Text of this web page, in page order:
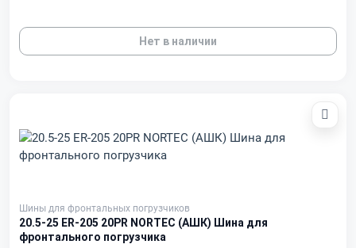
Нет в наличии
Шины для фронтальных погрузчиков
20.5-25 ER-205 20PR NORTEC (АШК) Шина для
фронтального погрузчика